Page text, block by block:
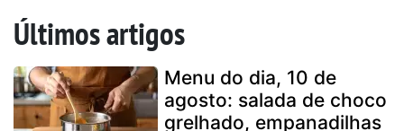
Últimos artigos
Menu do dia, 10 de
agosto: salada de choco
grelhado, empanadilhas